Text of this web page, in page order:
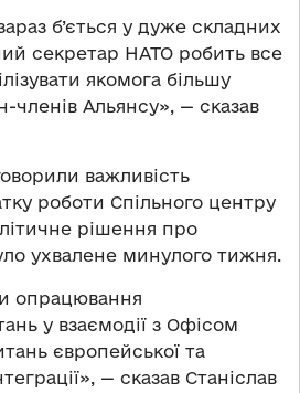
б’ється у дуже складних
секретар НАТО робить все
якомога більшу
членів Альянсу», — сказав
важливість
роботи Спільного центру
рішення про
ухвалене минулого тижня.
опрацювання
у взаємодії з Офісом
європейської та
— сказав Станіслав